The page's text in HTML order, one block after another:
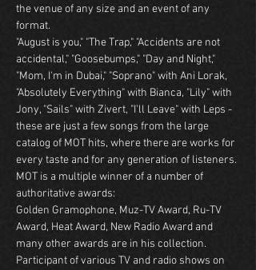
the venue of any size and an event of any
format.
"August is you," "The Trap," "Accidents are not
accidental," "Goosebumps," "Day and Night,"
"Mom, I'm in Dubai," "Soprano" with Ani Lorak,
"Absolutely Everything" with Bianca, "Lily" with
Jony, "Sails" with Zivert, "I'll Leave" with Leps -
these are just a few songs from the large
catalog of MOT hits, where there are works for
every taste and for any generation of listeners.
MOT is a multiple winner of a number of
authoritative awards:
Golden Gramophone, Muz-TV Award, Ru-TV
Award, Heat Award, New Radio Award and
many other awards are in his collection.
Participant of various TV and radio shows on